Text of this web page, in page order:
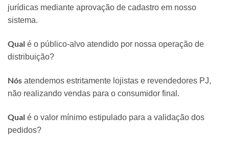
jurídicas mediante aprovação de cadastro em nosso
sistema.
Qual é o público-alvo atendido por nossa operação de
distribuição?
Nós atendemos estritamente lojistas e revendedores PJ,
não realizando vendas para o consumidor final.
Qual é o valor mínimo estipulado para a validação dos
pedidos?